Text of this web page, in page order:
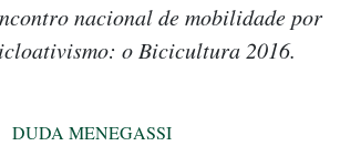
nacional de mobilidade por
o Bicicultura 2016.
DUDA MENEGASSI